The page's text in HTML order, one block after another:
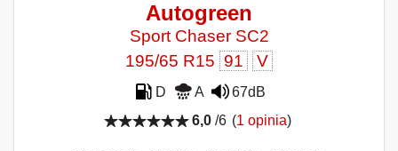
Autogreen
Sport Chaser SC2
195/65 R15 91 V
D A
67dB
6,0/6 (1 opinia)